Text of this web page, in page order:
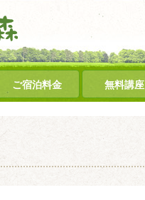
ご宿泊料金 無料講座